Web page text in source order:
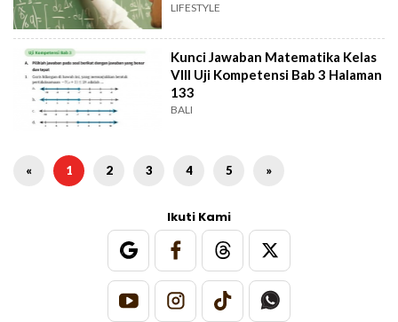
LIFESTYLE
Kunci Jawaban Matematika Kelas
VIII Uji Kompetensi Bab 3 Halaman
133
BALI
« 1 2 3 4 5 »
Ikuti Kami